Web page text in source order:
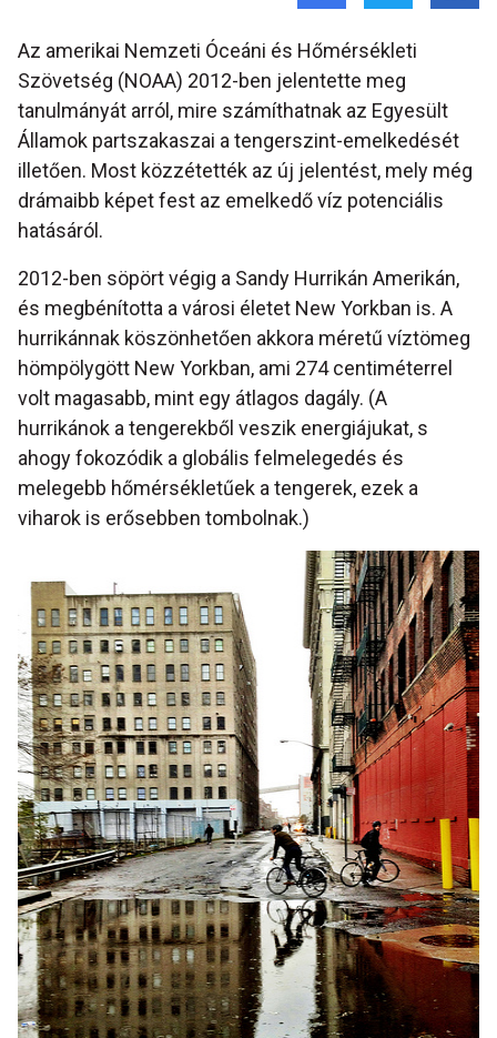
Az amerikai Nemzeti Óceáni és Hőmérsékleti
Szövetség (NOAA) 2012-ben jelentette meg
tanulmányát arról, mire számíthatnak az Egyesült
Államok partszakaszai a tengerszint-emelkedését
illetően. Most közzétették az új jelentést, mely még
drámaibb képet fest az emelkedő víz potenciális
hatásáról.
2012-ben söpört végig a Sandy Hurrikán Amerikán,
és megbénította a városi életet New Yorkban is. A
hurrikánnak köszönhetően akkora méretű víztömeg
hömpölygött New Yorkban, ami 274 centiméterrel
volt magasabb, mint egy átlagos dagály. (A
hurrikánok a tengerekből veszik energiájukat, s
ahogy fokozódik a globális felmelegedés és
melegebb hőmérsékletűek a tengerek, ezek a
viharok is erősebben tombolnak.)